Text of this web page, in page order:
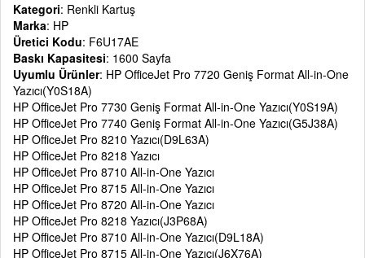
Kategori: Renkli Kartuş
Marka: HP
Üretici Kodu: F6U17AE
Baskı Kapasitesi: 1600 Sayfa
Uyumlu Ürünler: HP OfficeJet Pro 7720 Geniş Format All-in-One
Yazıcı(Y0S18A)
HP OfficeJet Pro 7730 Geniş Format All-in-One Yazıcı(Y0S19A)
HP OfficeJet Pro 7740 Geniş Format All-in-One Yazıcı(G5J38A)
HP OfficeJet Pro 8210 Yazıcı(D9L63A)
HP OfficeJet Pro 8218 Yazıcı
HP OfficeJet Pro 8710 All-in-One Yazıcı
HP OfficeJet Pro 8715 All-in-One Yazıcı
HP OfficeJet Pro 8720 All-in-One Yazıcı
HP OfficeJet Pro 8218 Yazıcı(J3P68A)
HP OfficeJet Pro 8710 All-in-One Yazıcı(D9L18A)
HP OfficeJet Pro 8715 All-in-One Yazıcı(J6X76A)